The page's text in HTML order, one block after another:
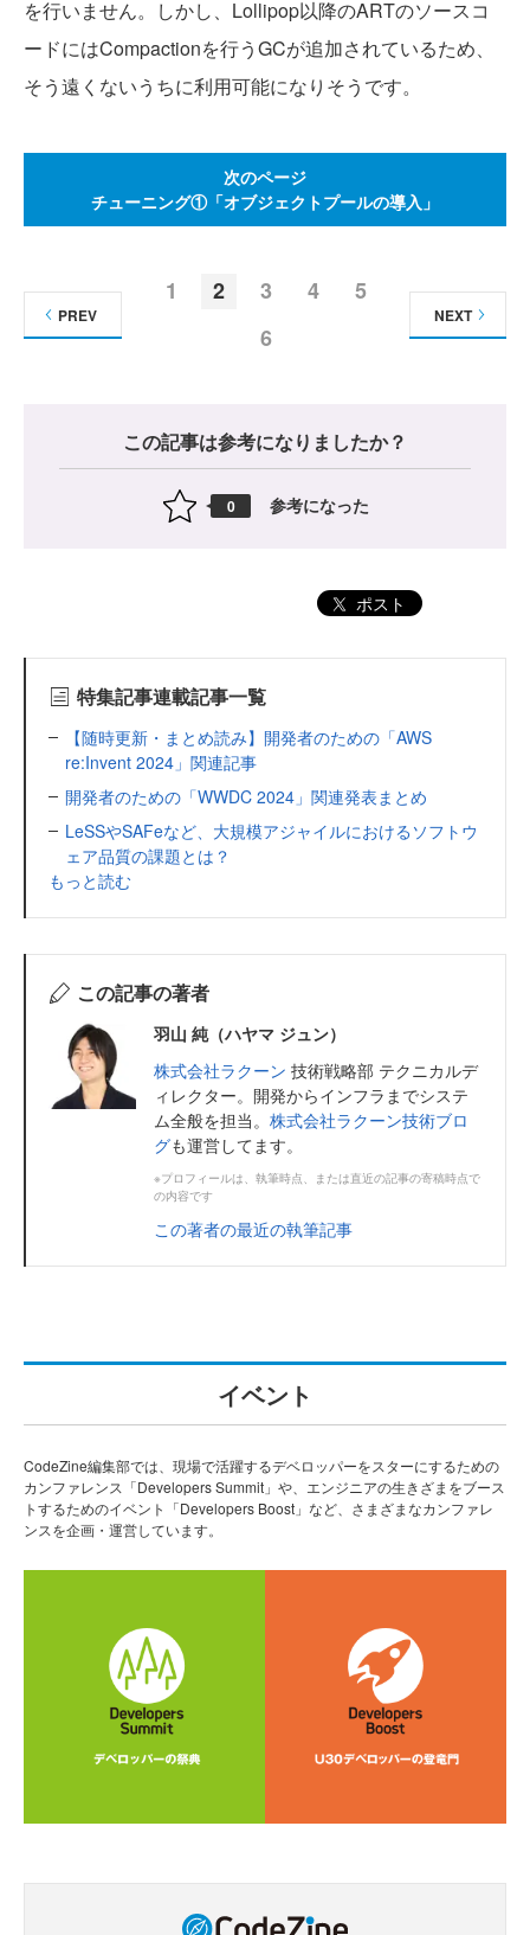
を行いません。しかし、Lollipop以降のARTのソースコ
ードにはCompactionを行うGCが追加されているため、
そう遠くないうちに利用可能になりそうです。
次のページ
チューニング①「オブジェクトプールの導入」
1 2 3 4
5
6
PREV NEXT
この記事は参考になりましたか？
0 参考になった
ポスト
特集記事連載記事一覧
【随時更新・まとめ読み】開発者のための「AWS
re:Invent 2024」関連記事
開発者のための「WWDC 2024」関連発表まとめ
LeSSやSAFeなど、大規模アジャイルにおけるソフトウ
ェア品質の課題とは？
もっと読む
この記事の著者
羽山 純（ハヤマ ジュン）
株式会社ラクーン 技術戦略部 テクニカルデ
ィレクター。開発からインフラまでシステ
ム全般を担当。 株式会社ラクーン技術ブロ
グも運営してます。
※プロフィールは、執筆時点、または直近の記事の寄稿時点で
の内容です
この著者の最近の執筆記事
イベント
CodeZine編集部では、現場で活躍するデベロッパーをスターにするための
カンファレンス「Developers Summit」や、エンジニアの生きざまをブース
トするためのイベント「Developers Boost」など、さまざまなカンファレ
ンスを企画・運営しています。